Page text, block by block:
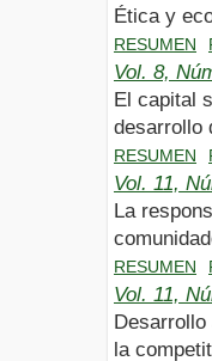
Ética y
RESUMEN
Vol. 8,
El capital
desarrollo
RESUMEN
Vol. 11,
La
RESUMEN
Vol. 11,
Desarrollo
la